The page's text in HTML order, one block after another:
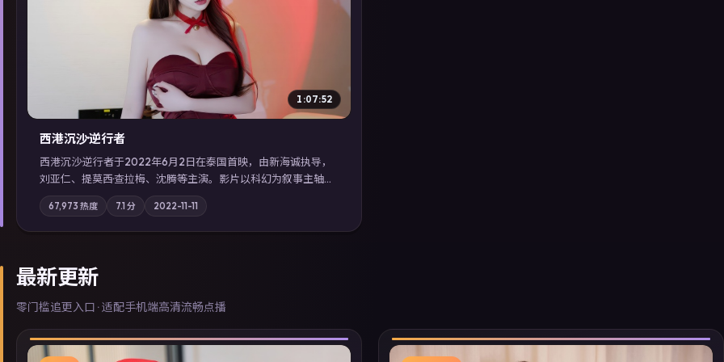
▶
1:07:52
西港沉沙·逆行者
西港沉沙·逆行者于2022年6月2日在泰国首映，由新海诚执导，
刘亚仁、提莫西·查拉梅、沈腾等主演。影片以科幻为叙事主轴，
失踪人口档案牵出跨国灰色产业链；摄影与配乐强化地域气质；
站内亦可通过「国产免费观看高清电视剧在线看」延展检索同类
型高分佳作，畅享高清在线追剧体验。
67,973 热度 7.1 分 2022-11-11
最新更新
零门槛追更入口 · 适配手机端高清流畅点播